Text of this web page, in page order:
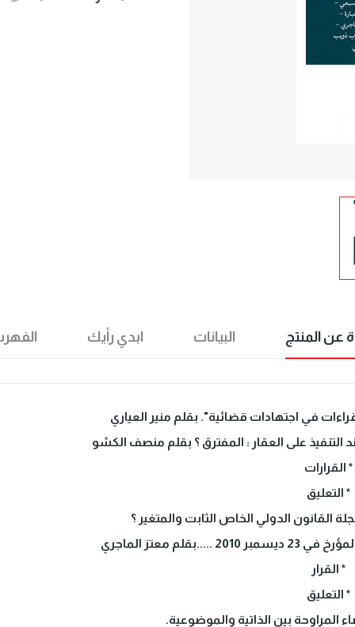
عن المنتج البيانات ابدي رأيك
في اجتهادات قضائية". بقلم منير العياري
على العقار : المفترق ؟ بقلم منصف الكشو
* القرارات
* التعليق
* القرار
* التعليق
المراوحة بين الذاتية والموضوعية.